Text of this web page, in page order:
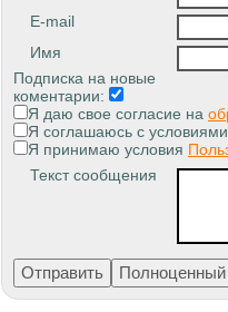
E-mail
Имя
Подписка на новые
коментарии:
Я даю свое согласие на
Я соглашаюсь с условиями
Я принимаю условия
Текст сообщения